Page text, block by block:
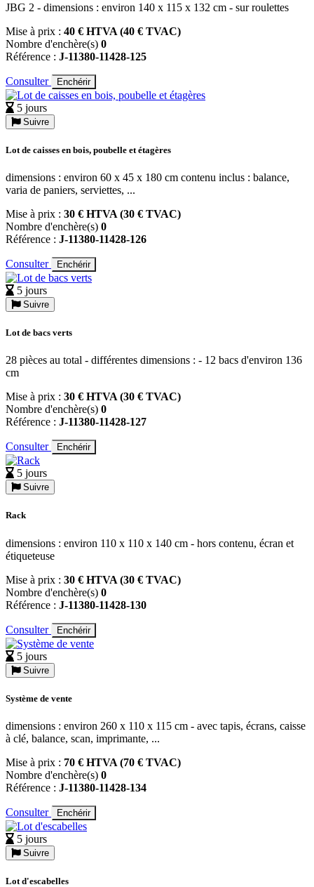
JBG 2 - dimensions : environ 140 x 115 x 132 cm - sur roulettes
Mise à prix : 40 € HTVA (40 € TVAC)
Nombre d'enchère(s) 0
Référence : J-11380-11428-125
Consulter Enchérir
5 jours
Suivre
Lot de caisses en bois, poubelle et étagères
dimensions : environ 60 x 45 x 180 cm contenu inclus : balance,
varia de paniers, serviettes, ...
Mise à prix : 30 € HTVA (30 € TVAC)
Nombre d'enchère(s) 0
Référence : J-11380-11428-126
Consulter Enchérir
5 jours
Suivre
Lot de bacs verts
28 pièces au total - différentes dimensions : - 12 bacs d'environ 136
cm
Mise à prix : 30 € HTVA (30 € TVAC)
Nombre d'enchère(s) 0
Référence : J-11380-11428-127
Consulter Enchérir
5 jours
Suivre
Rack
dimensions : environ 110 x 110 x 140 cm - hors contenu, écran et
étiqueteuse
Mise à prix : 30 € HTVA (30 € TVAC)
Nombre d'enchère(s) 0
Référence : J-11380-11428-130
Consulter Enchérir
5 jours
Suivre
Système de vente
dimensions : environ 260 x 110 x 115 cm - avec tapis, écrans, caisse
à clé, balance, scan, imprimante, ...
Mise à prix : 70 € HTVA (70 € TVAC)
Nombre d'enchère(s) 0
Référence : J-11380-11428-134
Consulter Enchérir
5 jours
Suivre
Lot d'escabelles